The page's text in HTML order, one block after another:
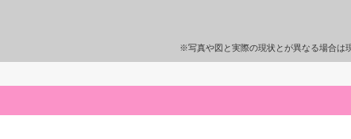
※写真や図と実際の現状とが異なる場合は